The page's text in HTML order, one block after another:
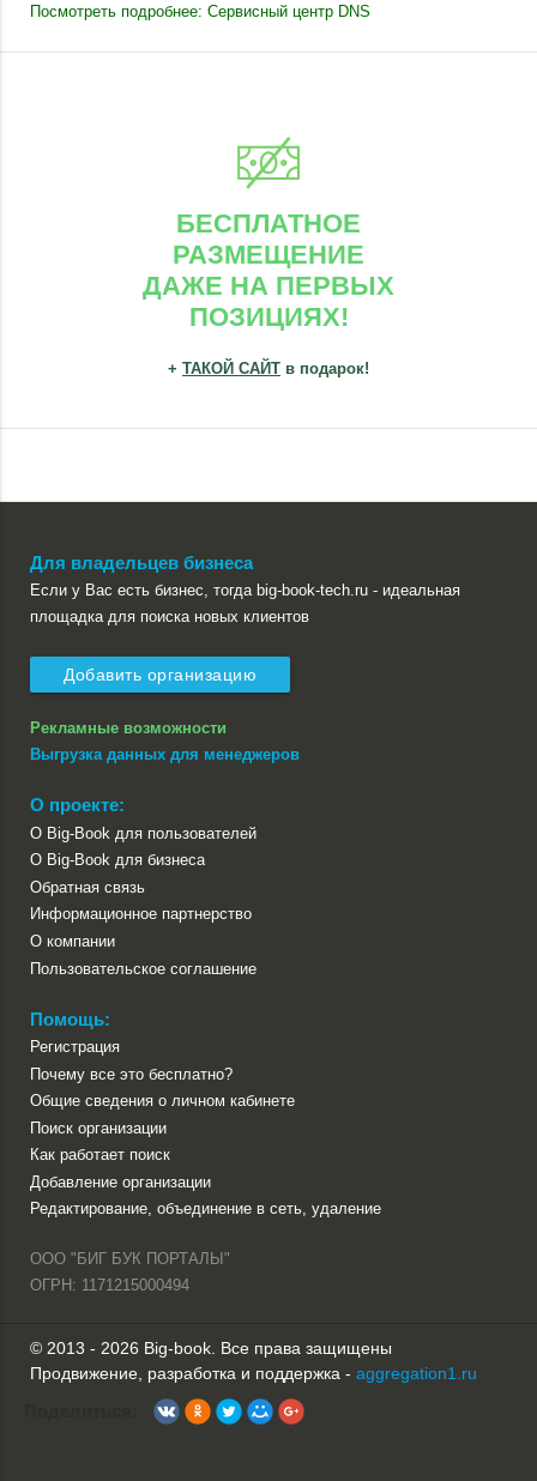
Посмотреть подробнее: Сервисный центр DNS
БЕСПЛАТНОЕ
РАЗМЕЩЕНИЕ
ДАЖЕ НА ПЕРВЫХ
ПОЗИЦИЯХ!
+ ТАКОЙ САЙТ в подарок!
Для владельцев бизнеса
Если у Вас есть бизнес, тогда big-book-tech.ru - идеальная
площадка для поиска новых клиентов
Добавить организацию
Рекламные возможности
Выгрузка данных для менеджеров
О проекте:
О Big-Book для пользователей
О Big-Book для бизнеса
Обратная связь
Информационное партнерство
О компании
Пользовательское соглашение
Помощь:
Регистрация
Почему все это бесплатно?
Общие сведения о личном кабинете
Поиск организации
Как работает поиск
Добавление организации
Редактирование, объединение в сеть, удаление
ООО "БИГ БУК ПОРТАЛЫ"
ОГРН: 1171215000494
© 2013 - 2026 Big-book. Все права защищены
Продвижение, разработка и поддержка - aggregation1.ru